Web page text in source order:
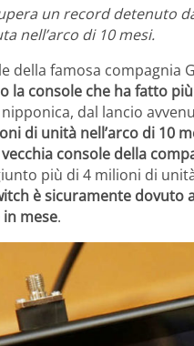
un record detenuto
nell’arco di 10 mesi.
della famosa compagnia
la console che ha fatto
dal lancio
di unità nell’arco di 10
console della
più di 4 milioni di
è sicuramente
mese.